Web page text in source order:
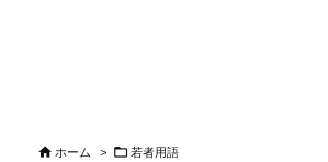
 ホーム >  若者用語